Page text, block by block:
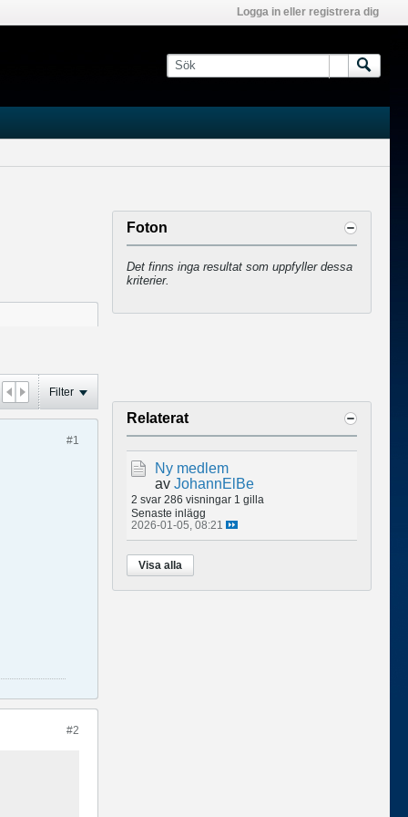
Logga in eller registrera dig
Filter
#1
#2
Foton
Det finns inga resultat som uppfyller dessa
kriterier.
Relaterat
Ny medlem
av JohannElBe
2 svar 286 visningar 1 gilla
Senaste inlägg
2026-01-05, 08:21
Visa alla